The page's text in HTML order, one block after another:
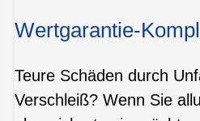
Wertgarantie-
Teure Schäden durch
Verschleiß? Wenn Sie